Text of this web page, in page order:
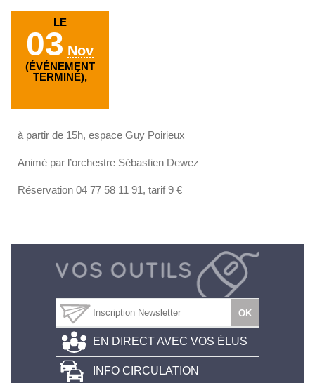
LE
03 Nov
(ÉVÉNEMENT
TERMINÉ),
à partir de 15h, espace Guy Poirieux
Animé par l’orchestre Sébastien Dewez
Réservation 04 77 58 11 91, tarif 9 €
EN DIRECT AVEC VOS ÉLUS
INFO CIRCULATION